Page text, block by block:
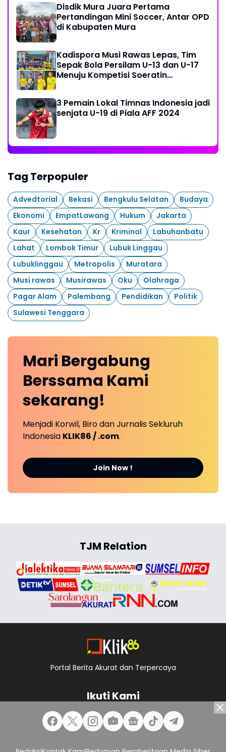
Disdik Mura Juara Pertama
Pertandingan Mini Soccer, Antar OPD
di Kabupaten Mura
Kadispora Musi Rawas Lepas, Tim
Sepak Bola Persilam U-13 dan U-17
Menuju Kompetisi Soeratin
3 Pemain Lokal Timnas Indonesia jadi
senjata U-19 di Piala AFF 2024
Tag Terpopuler
Advedtorial Bekasi Bengkulu Selatan
Budaya
Ekonomi
EmpatLawang Hukum
Jakarta
Kaur
Kesehatan Kr Kriminal
Labuhanbatu
Lahat
Lombok Timur
Lubuk Linggau
Lubuklinggau
Metropolis
Muratara
Musi rawas
Musirawas Oku
Olahraga
Pagar Alam
Palembang Pendidikan
Politik
Sulawesi Tenggara
Mari Bergabung
Berssama Kami
sekarang!
Menjadi Korwil, Biro dan Jurnalis Sekluruh
Indonesia KLIK86 / .com.
Join Now !
TJM Relation
Portal Berita Akurat dan Terpercaya
Ikuti Kami